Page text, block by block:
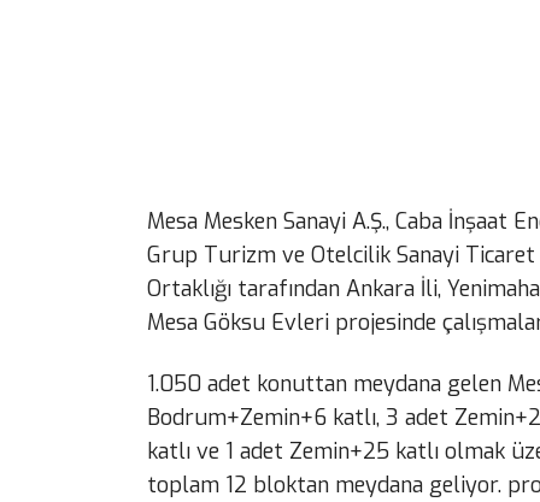
Mesa Mesken Sanayi A.Ş., Caba İnşaat
Grup Turizm ve Otelcilik Sanayi Ticaret
Ortaklığı tarafından Ankara İli,
Mesa Göksu Evleri projesinde
1.050 adet konuttan meydana gelen
Bodrum+Zemin+6 katlı, 3 adet
katlı ve 1 adet Zemin+25 katlı olmak
toplam 12 bloktan meydana geliyor.